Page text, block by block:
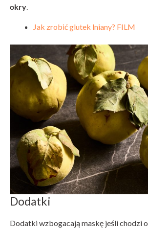
okry.
Jak zrobić glutek lniany? FILM
Dodatki
Dodatki wzbogacają maskę jeśli chodzi o